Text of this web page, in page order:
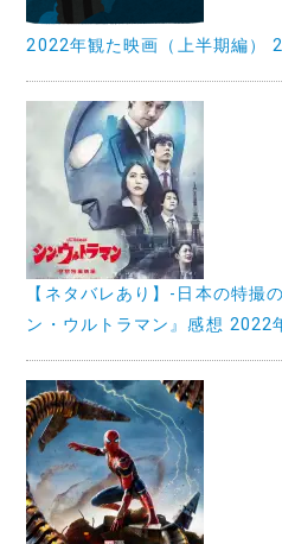
2022年観た映画（上半期編）
【ネタバレあり】-日本の特
ン・ウルトラマン』感想 2022